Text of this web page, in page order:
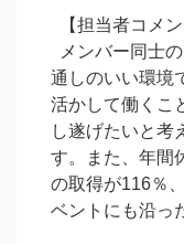
通しのいい環境
活かして働くこ
し遂げたいと考
す。また、年間
の取得が116％
ベントにも沿っ